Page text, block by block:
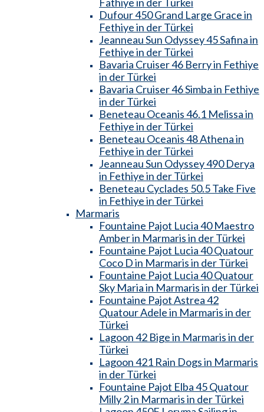
Dufour 450 Grand Large Grace in
Fethiye in der Türkei
Jeanneau Sun Odyssey 45 Safina in
Fethiye in der Türkei
Bavaria Cruiser 46 Berry in Fethiye
in der Türkei
Bavaria Cruiser 46 Simba in Fethiye
in der Türkei
Beneteau Oceanis 46.1 Melissa in
Fethiye in der Türkei
Beneteau Oceanis 48 Athena in
Fethiye in der Türkei
Jeanneau Sun Odyssey 490 Derya
in Fethiye in der Türkei
Beneteau Cyclades 50.5 Take Five
in Fethiye in der Türkei
Marmaris
Fountaine Pajot Lucia 40 Maestro
Amber in Marmaris in der Türkei
Fountaine Pajot Lucia 40 Quatour
Coco D in Marmaris in der Türkei
Fountaine Pajot Lucia 40 Quatour
Sky Maria in Marmaris in der Türkei
Fountaine Pajot Astrea 42
Quatour Adele in Marmaris in der
Türkei
Lagoon 42 Bige in Marmaris in der
Türkei
Lagoon 421 Rain Dogs in Marmaris
in der Türkei
Fountaine Pajot Elba 45 Quatour
Milly 2 in Marmaris in der Türkei